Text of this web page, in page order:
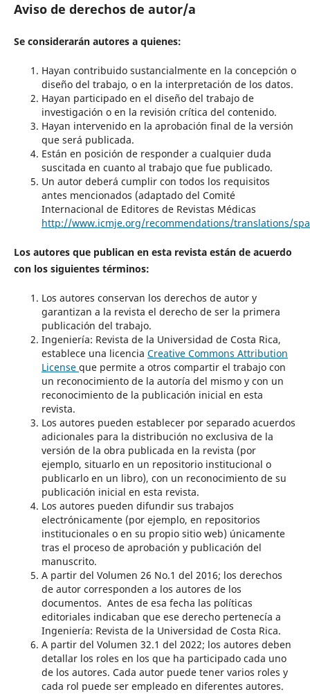
Aviso de derechos de autor/a
Se considerarán autores a quienes:
Hayan contribuido sustancialmente en la concepción o
diseño del trabajo, o en la interpretación de los datos.
Hayan participado en el diseño del trabajo de
investigación o en la revisión crítica del contenido.
Hayan intervenido en la aprobación final de la versión
que será publicada.
Están en posición de responder a cualquier duda
suscitada en cuanto al trabajo que fue publicado.
Un autor deberá cumplir con todos los requisitos
antes mencionados (adaptado del Comité
Internacional de Editores de Revistas Médicas
http://www.icmje.org/recommendations/translations/
Los autores que publican en esta revista están de acuerdo
con los siguientes términos:
Los autores conservan los derechos de autor y
garantizan a la revista el derecho de ser la primera
publicación del trabajo.
Ingeniería: Revista de la Universidad de Costa Rica,
establece una licencia Creative Commons Attribution
License que permite a otros compartir el trabajo con
un reconocimiento de la autoría del mismo y con un
reconocimiento de la publicación inicial en esta
revista.
Los autores pueden establecer por separado acuerdos
adicionales para la distribución no exclusiva de la
versión de la obra publicada en la revista (por
ejemplo, situarlo en un repositorio institucional o
publicarlo en un libro), con un reconocimiento de su
publicación inicial en esta revista.
Los autores pueden difundir sus trabajos
electrónicamente (por ejemplo, en repositorios
institucionales o en su propio sitio web) únicamente
tras el proceso de aprobación y publicación del
manuscrito.
A partir del Volumen 26 No.1 del 2016; los derechos
de autor corresponden a los autores de los
documentos. Antes de esa fecha las políticas
editoriales indicaban que ese derecho pertenecía a
Ingeniería: Revista de la Universidad de Costa Rica.
A partir del Volumen 32.1 del 2022; los autores deben
detallar los roles en los que ha participado cada uno
de los autores. Cada autor puede tener varios roles y
cada rol puede ser empleado en diferentes autores.